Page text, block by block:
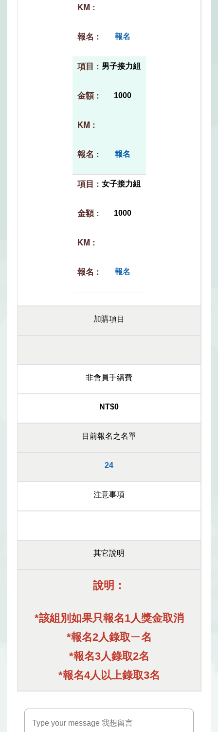
報名
男子接力組
1000
報名
女子接力組
1000
報名
加購項目
非會員手續費
NT$0
目前報名之名單
24
注意事項
其它說明
說明：
*該組別如果只報名1人獎金取消
*報名2人錄取ㄧ名
*報名3人錄取2名
*報名4人以上錄取3名